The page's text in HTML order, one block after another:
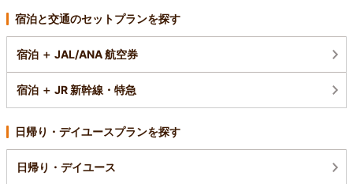
宿泊と交通のセットプランを探す
宿泊 ＋ JAL/ANA 航空券
宿泊 ＋ JR 新幹線・特急
日帰り・デイユースプランを探す
日帰り・デイユース